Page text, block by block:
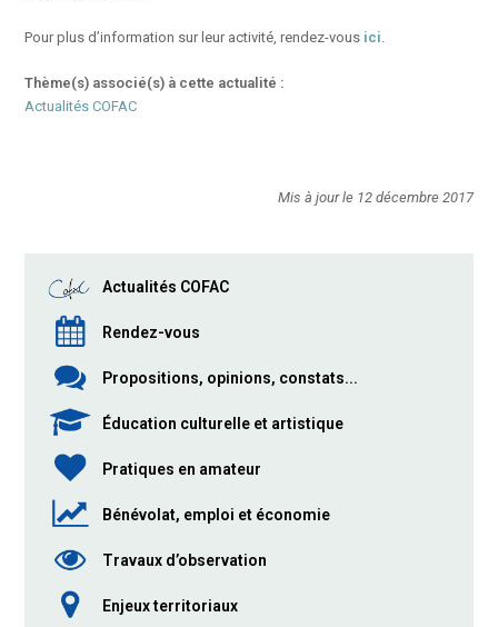
Pour plus d’information sur leur activité, rendez-vous ici.
Thème(s) associé(s) à cette actualité :
Actualités COFAC
Mis à jour le 12 décembre 2017
Actualités COFAC
Rendez-vous
Propositions, opinions, constats...
Éducation culturelle et artistique
Pratiques en amateur
Bénévolat, emploi et économie
Travaux d’observation
Enjeux territoriaux